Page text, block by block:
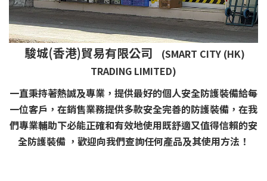
駿城(香港)貿易有限公司
(SMART CITY (HK)
TRADING LIMITED)
一直秉持著熱誠及專業，提供最好的個人安全防護裝備給每
一位客戶，在銷售業務提供多款安全完善的防護裝備，在我
們專業輔助下必能正確和有效地使用既舒適又值得信賴的安
全防護裝備 ，歡迎向我們查詢任何產品及其使用方法！